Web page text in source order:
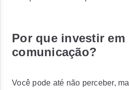
Por que investir
comunicação?
Você pode até não perceber,